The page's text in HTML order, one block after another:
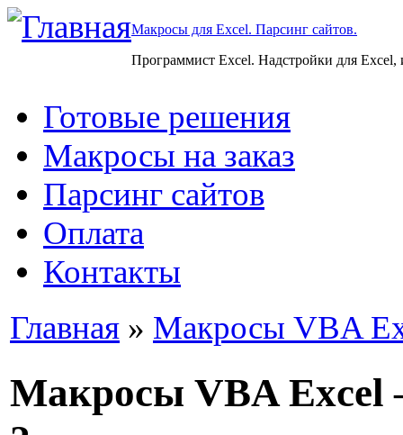
Макросы для Excel. Парсинг сайтов.
Программист Excel. Надстройки для Excel,
Готовые решения
Макросы на заказ
Парсинг сайтов
Оплата
Контакты
Главная » Макросы VBA
Макросы VBA